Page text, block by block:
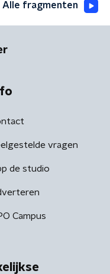
Alle fragmenten
vragen
de studio
Campus